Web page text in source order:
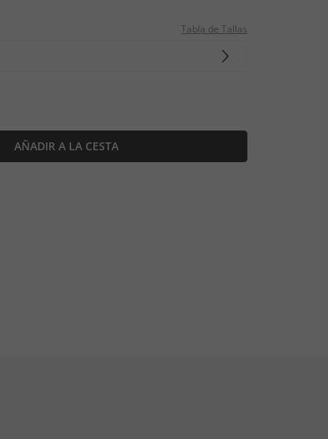
Tabla de Tallas
AÑADIR A LA CESTA